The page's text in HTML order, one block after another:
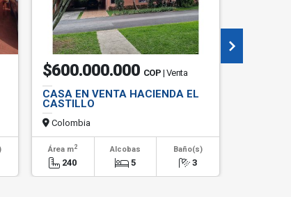
$600.000.000 COP | Venta
CASA EN VENTA HACIENDA EL
CASTILLO
Colombia
Área m2
240
Alcobas
5
Baño(s)
3